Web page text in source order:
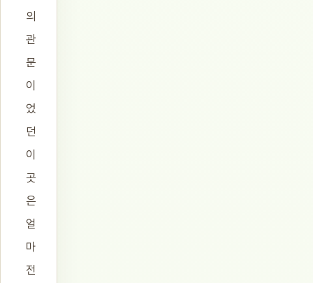
의
관
문
이
었
던
이
곳
은
얼
마
전